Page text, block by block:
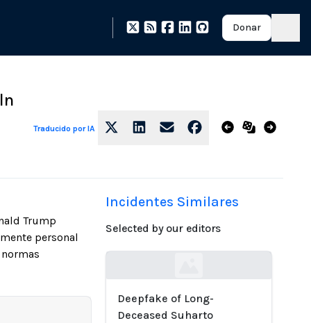
Donar
Traducido por IA
Trump
personal
Incidentes Similares
Selected by our editors
Deepfake of Long-
Deceased Suharto